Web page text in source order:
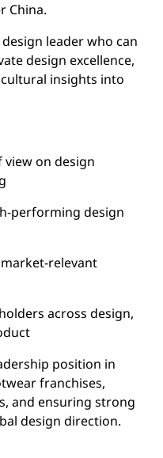
China.
leader who can
design excellence,
insights into
on design
performing design
relevant
across design,
position in
franchises,
and ensuring strong
design direction.